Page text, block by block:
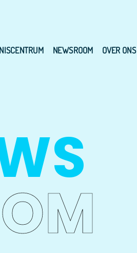
NEWSROOM OVER ONS